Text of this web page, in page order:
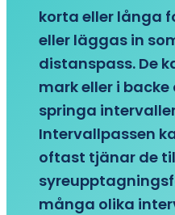
korta eller långa
eller läggas in
distanspass. De
mark eller i
springa
Intervallpassen
oftast tjänar de
många olika